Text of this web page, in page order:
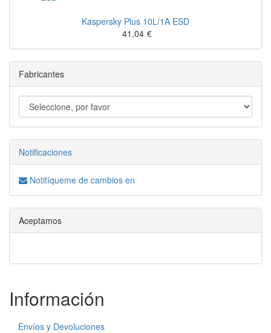
Kaspersky Plus 10L/1A ESD
41,04 €
Fabricantes
Notificaciones
Notifíqueme de cambios en
Aceptamos
Información
Envíos y Devoluciones